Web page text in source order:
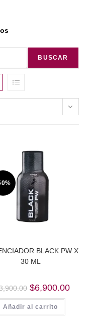
BUSCAR
BLACK PW X
30 ML
Original
price
was:
$13,900.00.
$6,900.00
Añadir al carrito